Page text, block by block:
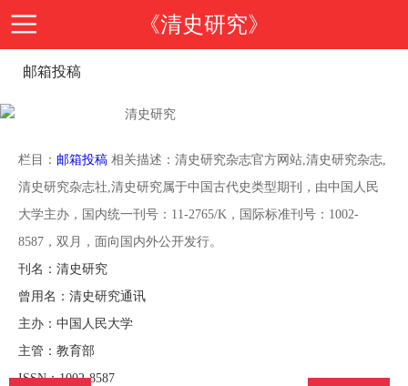
《清史研究》
首
刊
导
读
期
刊
介
绍
邮
在
邮箱投稿
栏目： 邮箱投稿 相关描述：清史研究杂志官方网站,清史研究杂志,
清史研究杂志社,清史研究属于中国古代史类型期刊，由中国人民
大学主办，国内统一刊号：11-2765/K，国际标准刊号：1002-
8587，双月，面向国内外公开发行。
刊名：清史研究
曾用名：清史研究通讯
主办：中国人民大学
主管：教育部
ISSN：1002-8587